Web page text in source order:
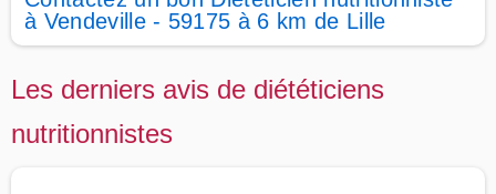
à Vendeville - 59175 à 6 km de Lille
Les derniers avis de diététiciens
nutritionnistes